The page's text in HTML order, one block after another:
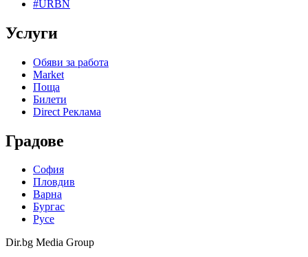
#URBN
Услуги
Обяви за работа
Market
Поща
Билети
Direct Реклама
Градове
София
Пловдив
Варна
Бургас
Русе
Dir.bg Media Group